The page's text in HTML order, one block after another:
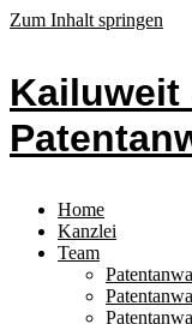
Zum Inhalt springen
Kailuweit
Home
Kanzlei
Team